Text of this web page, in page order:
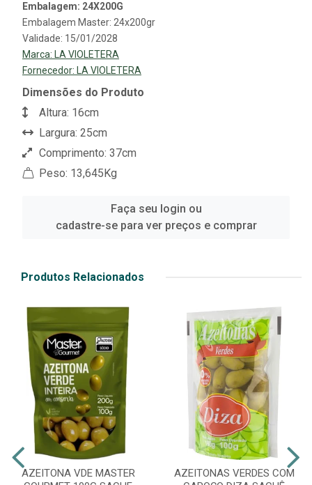
Embalagem: 24X200G
Embalagem Master: 24x200gr
Validade: 15/01/2028
Marca: LA VIOLETERA
Fornecedor: LA VIOLETERA
Dimensões do Produto
Altura: 16cm
Largura: 25cm
Comprimento: 37cm
Peso: 13,645Kg
Faça seu login ou
cadastre-se para ver preços e comprar
Produtos Relacionados
AZEITONA VDE MASTER
AZEITONAS VERDES COM